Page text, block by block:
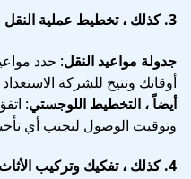
3. كذلك ، تخطيط عملية النقل
جدولة مواعيد النقل: حدد
أوقاتك وتتيح للشركة
أيضاً ، التخطيط اللوجستي:
وتوقيت الوصول لتجنب أي
4. كذلك ، تفكيك وتركيب الأثاث